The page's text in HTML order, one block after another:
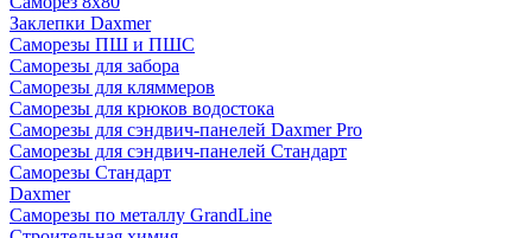
Заклепки Daxmer
Саморезы ПШ и ПШС
Саморезы для забора
Саморезы для кляммеров
Саморезы для крюков водостока
Саморезы для сэндвич-панелей Daxmer Pro
Саморезы для сэндвич-панелей Стандарт
Саморезы Стандарт
Daxmer
Саморезы по металлу GrandLine